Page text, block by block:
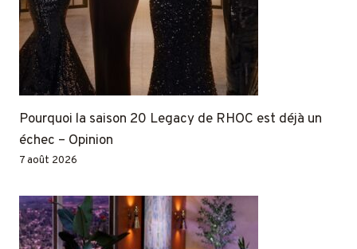
Pourquoi la saison 20 Legacy de RHOC est déjà un
échec – Opinion
7 août 2026